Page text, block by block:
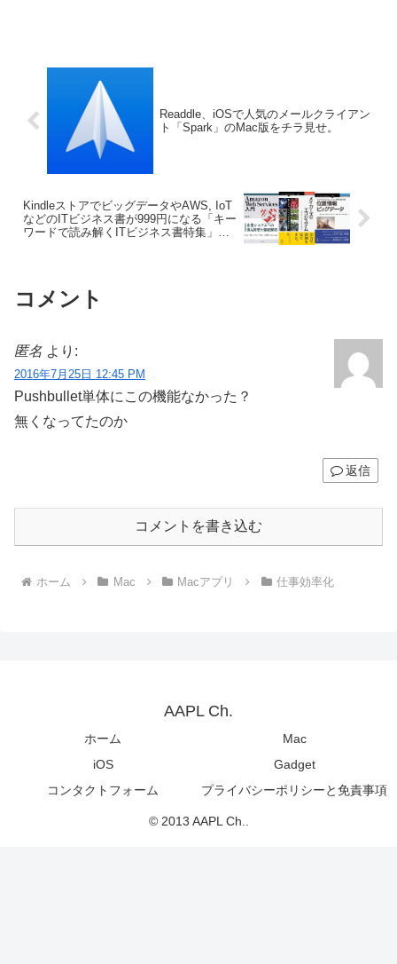
Readdle、iOSで人気のメールクライアン
ト「Spark」のMac版をチラ見せ。
KindleストアでビッグデータやAWS, IoT
などのITビジネス書が999円になる「キー
ワードで読み解くITビジネス書特集」が7
コメント
匿名 より:
2016年7月25日 12:45 PM
Pushbullet単体にこの機能なかった？
無くなってたのか
返信
コメントを書き込む
ホーム Mac Macアプリ 仕事効率化
AAPL Ch.
ホーム
Mac
iOS
Gadget
コンタクトフォーム
プライバシーポリシーと免責事項
© 2013 AAPL Ch..